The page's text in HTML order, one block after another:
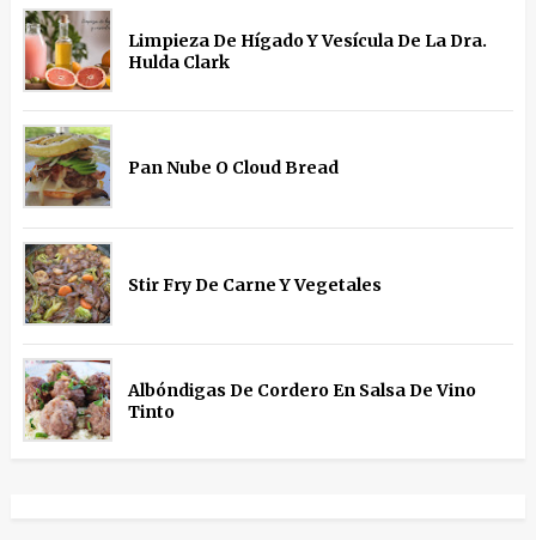
Limpieza De Hígado Y Vesícula De La Dra.
Hulda Clark
Pan Nube O Cloud Bread
Stir Fry De Carne Y Vegetales
Albóndigas De Cordero En Salsa De Vino
Tinto